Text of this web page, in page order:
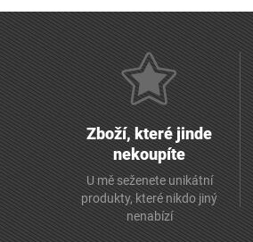
Zboží, které jinde
nekoupíte
U mě seženete unikátní
produkty, které nikdo jiný
nenabízí